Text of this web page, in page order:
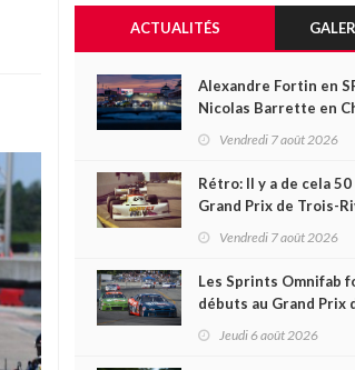
ACTUALITÉS
Alexandre Fortin en
Nicolas Barrette en
Canada héros des
Vendredi 7 août 2026
Rétro: Il y a de cela 50
Grand Prix de Trois-
1976
Vendredi 7 août 2026
Les Sprints Omnifab
débuts au Grand Prix
Rivières avec un
Jeudi 6 août 2026